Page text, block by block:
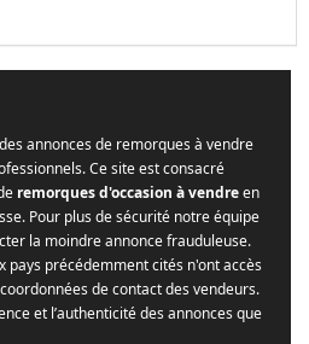
annonces de remorques à vendre
Ce site est consacré
remorques d'occasion à vendreen
Pour plus de sécurité notre équipe
la moindre annonce frauduleuse.
pays précédemment cités n'ont accès
de contact des vendeurs.
et l’authenticité des annonces que